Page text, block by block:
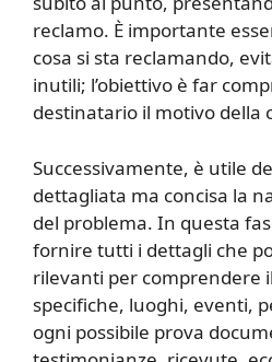
reclamo. È importante
cosa si sta reclamando,
inutili; l’obiettivo è far
destinatario il motivo della
Successivamente, è utile
dettagliata ma concisa la
del problema. In questa
fornire tutti i dettagli che
rilevanti per comprendere
specifiche, luoghi, eventi,
ogni possibile prova